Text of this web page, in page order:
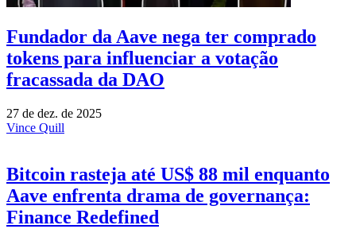
Fundador da Aave nega ter comprado
tokens para influenciar a votação
fracassada da DAO
27 de dez. de 2025
Vince Quill
Bitcoin rasteja até US$ 88 mil enquanto
Aave enfrenta drama de governança:
Finance Redefined